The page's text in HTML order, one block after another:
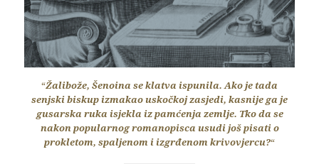
“Žalibože, Šenoina se klatva ispunila. Ako je tada
senjski biskup izmakao uskočkoj zasjedi, kasnije ga je
gusarska ruka isjekla iz pamćenja zemlje. Tko da se
nakon popularnog romanopisca usudi još pisati o
prokletom, spaljenom i izgrđenom krivovjercu?“